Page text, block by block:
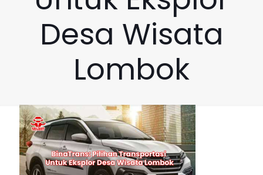
Desa Wisata
Lombok